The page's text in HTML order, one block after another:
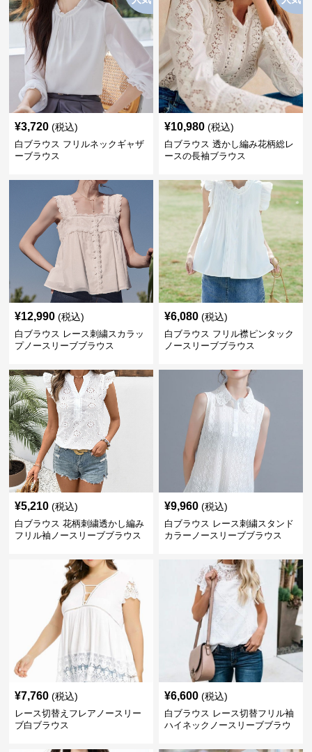
¥3,720 (税込)
白ブラウス フリルネックギャザ
ーブラウス
¥10,980 (税込)
白ブラウス 透かし編み花柄総レ
ースの長袖ブラウス
¥12,990 (税込)
白ブラウス レース刺繍スカラッ
プノースリーブブラウス
¥6,080 (税込)
白ブラウス フリル襟ピンタック
ノースリーブブラウス
¥5,210 (税込)
白ブラウス 花柄刺繍透かし編み
フリル袖ノースリーブブラウス
¥9,960 (税込)
白ブラウス レース刺繍スタンド
カラーノースリーブブラウス
¥7,760 (税込)
レース切替えフレアノースリー
ブ白ブラウス
¥6,600 (税込)
白ブラウス レース切替フリル袖
ハイネックノースリーブブラウ